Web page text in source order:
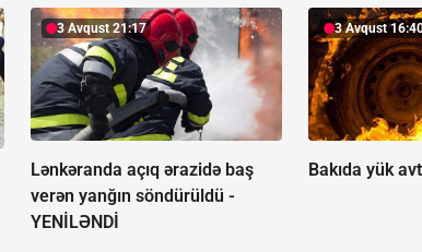
3 Avqust 21:17
Lənkəranda açıq ərazidə baş
verən yanğın söndürüldü -
YENİLƏNDİ
3 Avqust
Bakıda yük